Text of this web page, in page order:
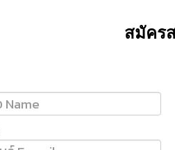
สมัคร